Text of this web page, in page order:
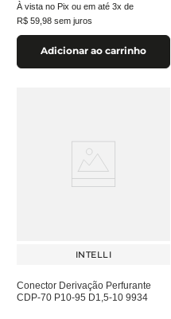
À vista no Pix ou em até 3x de
R$ 59 98 sem juros
Adicionar ao carrinho
INTELLI
Conector Derivação Perfurante
CDP-70 P10-95 D1,5-10 9934